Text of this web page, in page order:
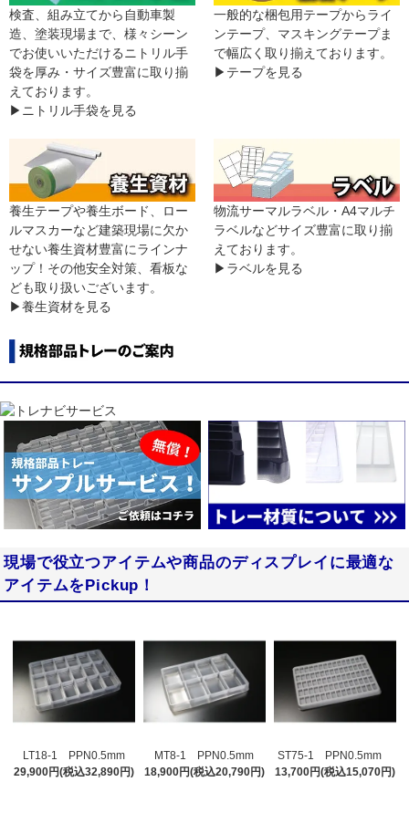
検査、組み立てから自動車製
造、塗装現場まで、様々シーン
でお使いいただけるニトリル手
袋を厚み・サイズ豊富に取り揃
えております。
▶ニトリル手袋を見る
一般的な梱包用テープからライ
ンテープ、マスキングテープま
で幅広く取り揃えております。
▶テープを見る
養生テープや養生ボード、ロー
ルマスカーなど建築現場に欠か
せない養生資材豊富にラインナ
ップ！その他安全対策、看板な
ども取り扱いございます。
▶養生資材を見る
物流サーマルラベル・A4マルチ
ラベルなどサイズ豊富に取り揃
えております。
▶ラベルを見る
現場で役立つアイテムや商品のディスプレイに最適な
アイテムをPickup！
LT18-1 PPN0.5mm
29,900円(税込32,890円)
MT8-1 PPN0.5mm
18,900円(税込20,790円)
ST75-1 PPN0.5mm
13,700円(税込15,070円)